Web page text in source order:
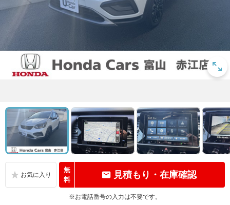
無
料
見積もり・在庫確認
※お電話番号の入力は不要です。